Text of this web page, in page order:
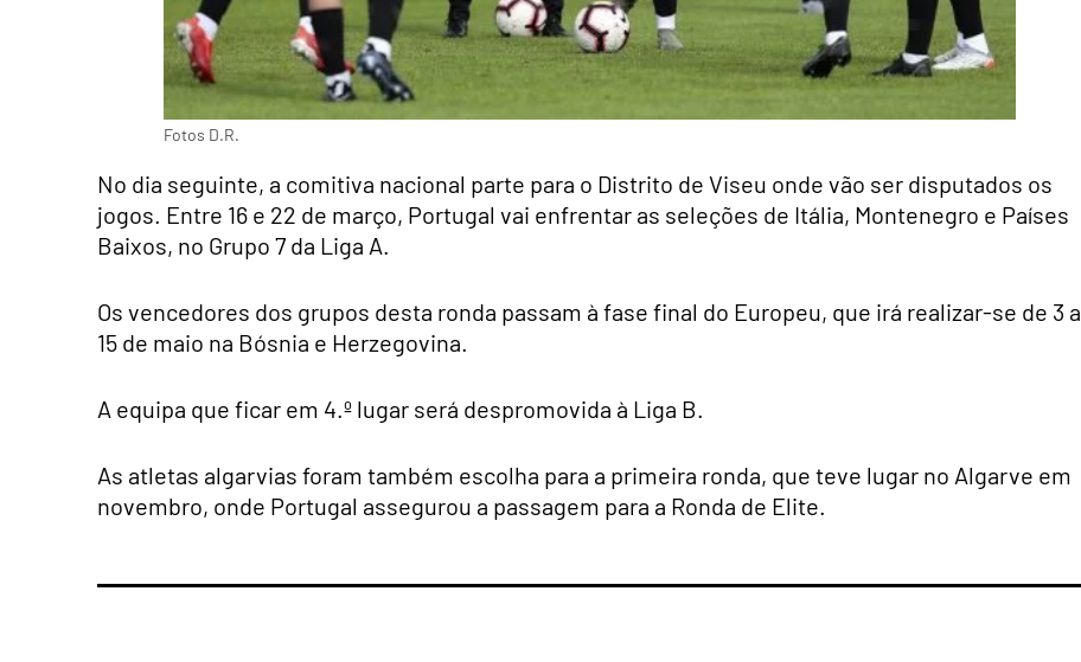
Fotos D.R.
No dia seguinte, a comitiva nacional parte para o Distrito de Viseu onde vão ser disputados os
jogos. Entre 16 e 22 de março, Portugal vai enfrentar as seleções de Itália, Montenegro e Países
Baixos, no Grupo 7 da Liga A.
Os vencedores dos grupos desta ronda passam à fase final do Europeu, que irá realizar-se de 3 a
15 de maio na Bósnia e Herzegovina.
A equipa que ficar em 4.º lugar será despromovida à Liga B.
As atletas algarvias foram também escolha para a primeira ronda, que teve lugar no Algarve em
novembro, onde Portugal assegurou a passagem para a Ronda de Elite.